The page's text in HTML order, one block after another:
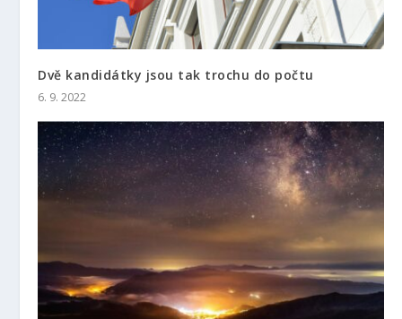
Dvě kandidátky jsou tak trochu do počtu
6. 9. 2022